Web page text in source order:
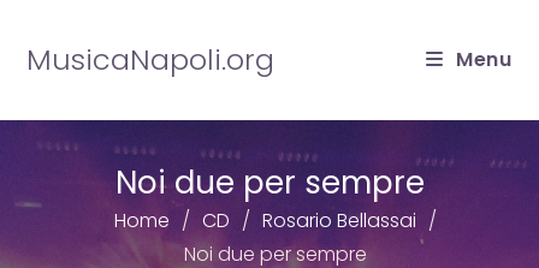
contenuto
MusicaNapoli.org Menu
Noi due per sempre
Home CD
Rosario Bellassai
Noi due per sempre